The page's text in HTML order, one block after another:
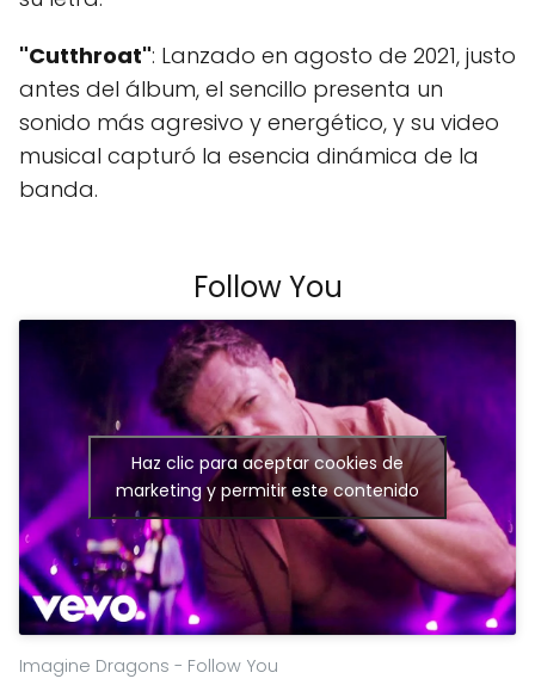
"Cutthroat": Lanzado en agosto de 2021, justo
antes del álbum, el sencillo presenta un
sonido más agresivo y energético, y su video
musical capturó la esencia dinámica de la
banda.
Follow You
Haz clic para aceptar cookies de
marketing y permitir este contenido
Imagine Dragons - Follow You